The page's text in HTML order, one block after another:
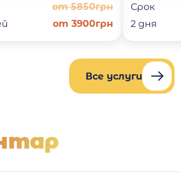
от 5850грн
от 3900грн
Срок
2 дня
Все услуги